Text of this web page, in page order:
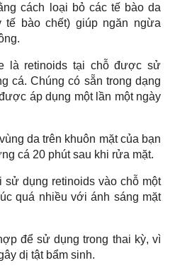
cách loại bỏ các tế bào da
tế bào chết) giúp ngăn ngừa
là retinoids tại chỗ được sử
cá. Chúng có sẵn trong dạng
áp dụng một lần một ngày
da trên khuôn mặt của bạn
cá 20 phút sau khi rửa mặt.
dụng retinoids vào chỗ một
quá nhiều với ánh sáng mặt
để sử dụng trong thai kỳ, vì
dị tật bẩm sinh.